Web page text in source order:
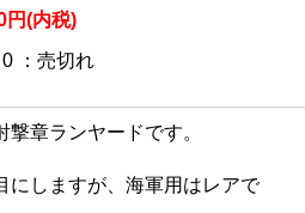
円(内税)
：売切れ
撃章ランヤードです。
にしますが、海軍用はレアで